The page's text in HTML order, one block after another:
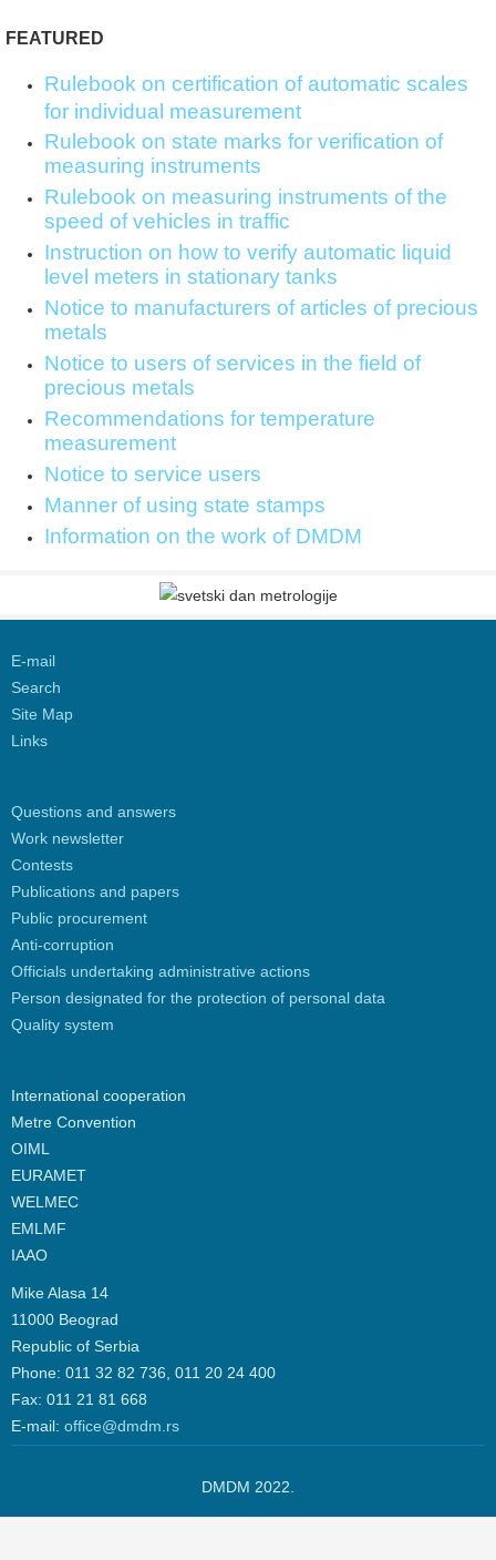
FEATURED
Rulebook on certification of automatic scales
for individual measurement
Rulebook on state marks for verification of
measuring instruments
Rulebook on measuring instruments of the
speed of vehicles in traffic
Instruction on how to verify automatic liquid
level meters in stationary tanks
Notice to manufacturers of articles of precious
metals
Notice to users of services in the field of
precious metals
Recommendations for temperature
measurement
Notice to service users
Manner of using state stamps
Information on the work of DMDM
E-mail
Search
Site Map
Links
Questions and answers
Work newsletter
Contests
Publications and papers
Public procurement
Anti-corruption
Officials undertaking administrative actions
Person designated for the protection of personal data
Quality system
International cooperation
Metre Convention
OIML
EURAMET
WELMEC
EMLMF
IAAO
Mike Alasa 14
11000 Beograd
Republic of Serbia
Phone: 011 32 82 736, 011 20 24 400
Fax: 011 21 81 668
Е-mail: office@dmdm.rs
DMDM 2022.